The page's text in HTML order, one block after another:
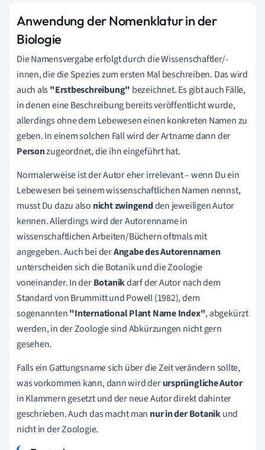
Anwendung der Nomenklatur in der
Biologie
Die Namensvergabe erfolgt durch die Wissenschaftler/-
innen, die die Spezies zum ersten Mal beschreiben. Das wird
auch als"Erstbeschreibung" bezeichnet. Es gibt auch Fälle,
in denen eine Beschreibung bereits veröffentlicht wurde,
allerdings ohne dem Lebewesen einen konkreten Namen zu
geben. In einem solchen Fall wird der Artname dann der
Personzugeordnet, die ihn eingeführt hat.
Normalerweise ist der Autor eher irrelevant – wenn Du ein
Lebewesen bei seinem wissenschaftlichen Namen nennst,
musst Du dazu also nicht zwingendden jeweiligen Autor
kennen. Allerdings wird der Autorenname in
wissenschaftlichen Arbeiten/Büchern oftmals mit
angegeben. Auch bei derAngabe des Autorennamen
unterscheiden sich die Botanik und die Zoologie
voneinander. In derBotanikdarf der Autor nach dem
Standard von Brummitt und Powell (1982), dem
sogenannten"International Plant Name Index", abgekürzt
werden, in der Zoologie sind Abkürzungen nicht gern
gesehen.
Falls ein Gattungsname sich über die Zeit verändern sollte,
was vorkommen kann, dann wird derursprüngliche Autor
in Klammern gesetzt und der neue Autor direkt dahinter
geschrieben. Auch das macht man nur in der Botanikund
nicht in der Zoologie.